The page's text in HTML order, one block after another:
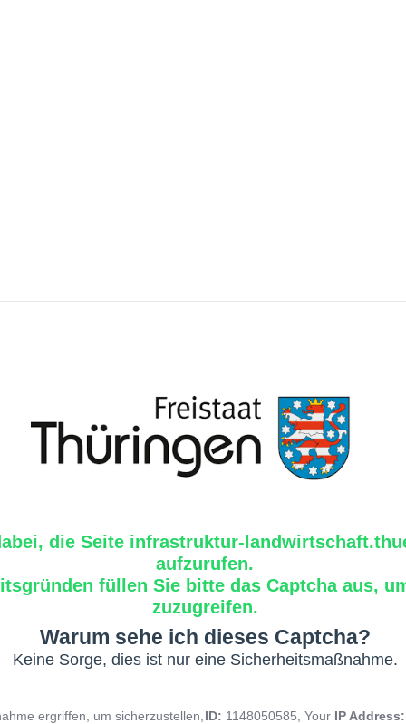
die Seite infrastruktur-
aufzurufen.
füllen Sie bitte das Captcha aus,
zuzugreifen.
Warum sehe ich dieses Captcha?
Keine Sorge, dies ist nur eine Sicherheitsmaßnahme.
ergriffen, um sicherzustellen, ID: 1148050585, Your IP